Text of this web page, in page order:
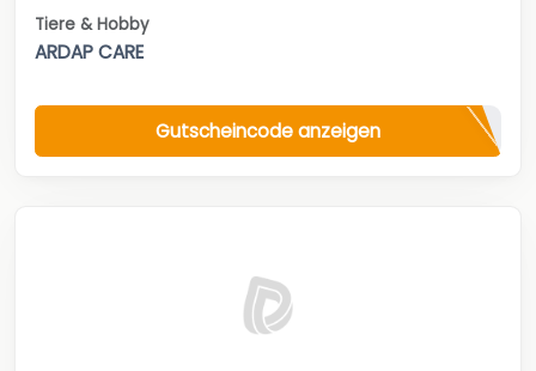
Tiere & Hobby
ARDAP CARE
Gutscheincode anzeigen